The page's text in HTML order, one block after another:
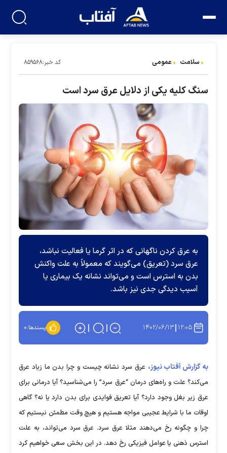
سلامت عمومی کد خبر:۸۵۹۵۶۸
سنگ کلیه یکی از دلایل عرق سرد است
به عرق کردن ناگهانی که در اثر گرما یا فعالیت نباشد،
عرق سرد (تعریق) می‌گویند که معمولاً به علت واکنش
بدن به استرس است و می‌تواند نشانه یک بیماری یا
آسیب دیدگی جدی نیز باشد.
۱۲:۰۵ ۱۴۰۲/۰۶/۱۳ پسندها:۰
به گزارش آفتاب نیوز، عرق سرد نشانه چیست و چرا بدن ما زیاد عرق
می‌کند؟ علت و راه‌های درمان “عرق سرد” را می‌شناسید؟ آیا درمانی برای
عرق زیر بغل وجود دارد؟ آیا تعریق فوایدی برای بدن دارد یا نه؟ گاهی
اوقات ما با شرایط عجیبی مواجه هستیم و هیچ وقت مطمئن نیستیم که
چرا و چگونه رخ می‌دهند مثلا عرق سرد. عرق سرد می‌تواند، به علت
استرس ذهنی یا عوامل فیزیکی رخ دهد. در این بخش سعی خواهیم کرد